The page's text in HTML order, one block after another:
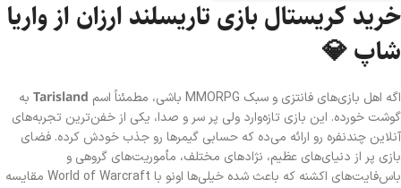
خرید کریستال بازی تاریسلند ارزان از واریا
شاپ 💎
اگه اهل بازی‌های فانتزی و سبک MMORPG باشی، مطمئناً اسم Tarisland به
گوشت خورده. این بازی تازه‌وارد ولی پر سر و صدا، یکی از خفن‌ترین تجربه‌های
آنلاین چندنفره رو ارائه می‌ده که حسابی گیمرها رو جذب خودش کرده. فضای
بازی پر از دنیای‌های عظیم، نژادهای مختلف، مأموریت‌های گروهی و
باس‌فایت‌های اکشنه که باعث شده خیلی‌ها اونو با World of Warcraft مقایسه